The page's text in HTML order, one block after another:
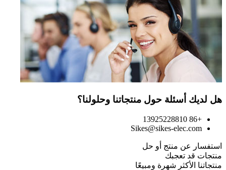
هل لديك أسئلة حول منتجاتنا وحلولنا؟
+86 13925228810
Sikes@sikes-elec.com
استفسار عن منتج أو حل
منتجات قد تعجبك
منتجاتنا الأكثر شهرة ومبيعًا